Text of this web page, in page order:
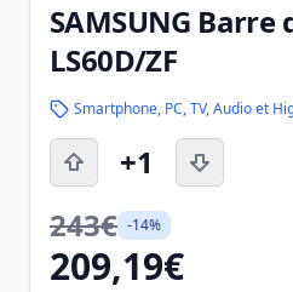
SAMSUNG Barre
LS60D/ZF
Smartphone, PC, TV, Audio et
+1
243€ -14%
209,19€